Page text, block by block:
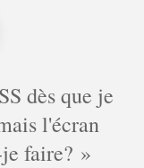
dès que je
l'écran
faire?